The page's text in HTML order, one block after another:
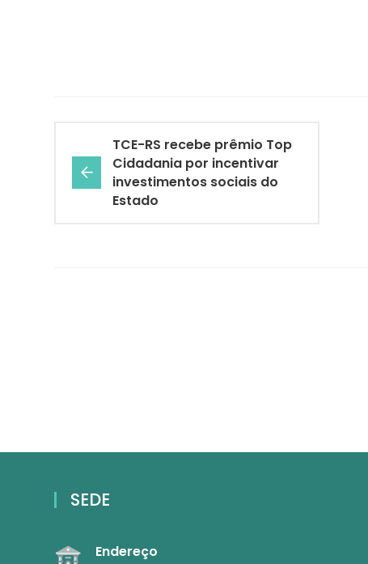
TCE-RS recebe prêmio Top
Cidadania por incentivar
investimentos sociais do
Estado
SEDE
Endereço